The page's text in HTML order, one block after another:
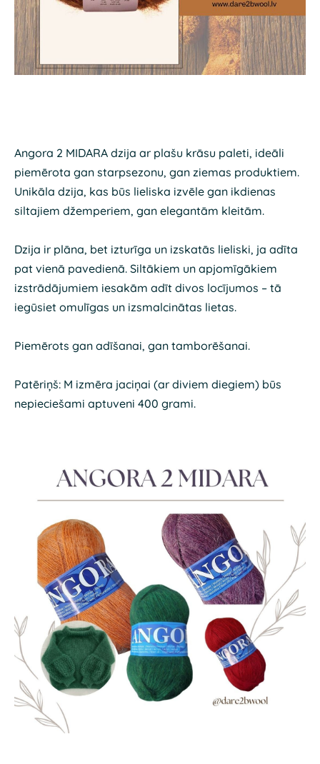
Angora 2 MIDARA dzija ar plašu krāsu paleti, ideāli
piemērota gan starpsezonu, gan ziemas produktiem.
Unikāla dzija, kas būs lieliska izvēle gan ikdienas
siltajiem džemperiem, gan elegantām kleitām.
Dzija ir plāna, bet izturīga un izskatās lieliski, ja adīta
pat vienā pavedienā. Siltākiem un apjomīgākiem
izstrādājumiem iesakām adīt divos locījumos – tā
iegūsiet omulīgas un izsmalcinātas lietas.
Piemērots gan adīšanai, gan tamborēšanai.
Patēriņš: M izmēra jaciņai (ar diviem diegiem) būs
nepieciešami aptuveni 400 grami.